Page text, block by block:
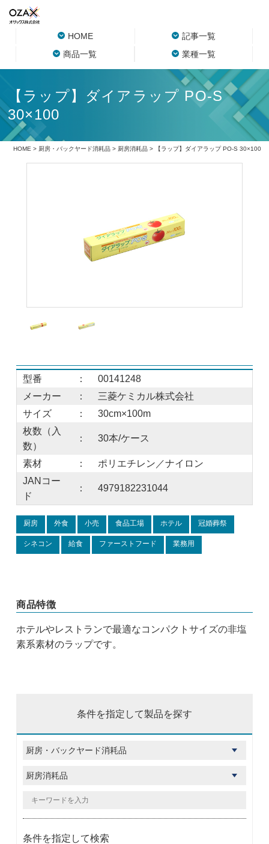
HOME
記事一覧
商品一覧
業種一覧
【ラップ】ダイアラップ PO-S
30×100
HOME > 厨房・バックヤード消耗品> 厨房消耗品> 【ラップ】ダイアラップ PO-S 30×100
型番 ：
00141248
メーカー
：
三菱ケミカル株式会社
サイズ
：
30cm×100m
枚数（入
数）
： 30本/ケース
素材 ：
ポリエチレン／ナイロン
JANコー
ド
： 4979182231044
厨房 外食 小売 食品工場 ホテル 冠婚葬祭
シネコン 給食 ファーストフード 業務用
商品特徴
ホテルやレストランで最適なコンパクトサイズの非塩
素系素材のラップです。
条件を指定して製品を探す
条件を指定して検索